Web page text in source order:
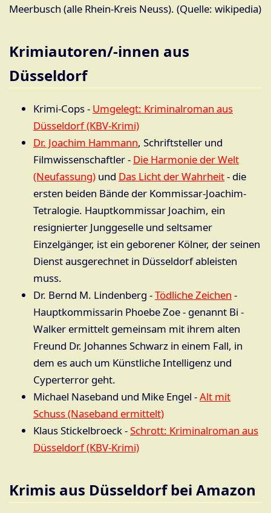
Meerbusch (alle Rhein-Kreis Neuss). (Quelle: wikipedia)
Krimiautoren/-innen aus
Düsseldorf
Krimi-Cops - Umgelegt: Kriminalroman aus
Düsseldorf (KBV-Krimi)
Dr. Joachim Hammann, Schriftsteller und
Filmwissenschaftler - Die Harmonie der Welt
(Neufassung) und Das Licht der Wahrheit- die
ersten beiden Bände der Kommissar-Joachim-
Tetralogie. Hauptkommissar Joachim, ein
resignierter Junggeselle und seltsamer
Einzelgänger, ist ein geborener Kölner, der seinen
Dienst ausgerechnet in Düsseldorf ableisten
muss.
Dr. Bernd M. Lindenberg -Tödliche Zeichen -
Hauptkommissarin Phoebe Zoe - genannt Bi -
Walker ermittelt gemeinsam mit ihrem alten
Freund Dr. Johannes Schwarz in einem Fall, in
dem es auch um Künstliche Intelligenz und
Cyperterror geht.
Michael Naseband und Mike Engel -Alt mit
Schuss (Naseband ermittelt)
Klaus Stickelbroeck -Schrott: Kriminalroman aus
Düsseldorf (KBV-Krimi)
Krimis aus Düsseldorf bei Amazon